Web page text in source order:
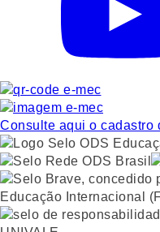
Consulte aqui o cadastro